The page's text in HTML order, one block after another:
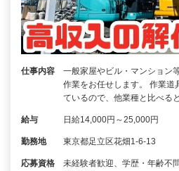
仕事内容
一般家屋やビル・マンション
作業をお任せします。 作業道
ているので、他業種と比べる
給与 日給14,000円～25,000円
勤務地 東京都足立区花畑1-6-13
応募資格
未経験者歓迎、学歴・年齢不